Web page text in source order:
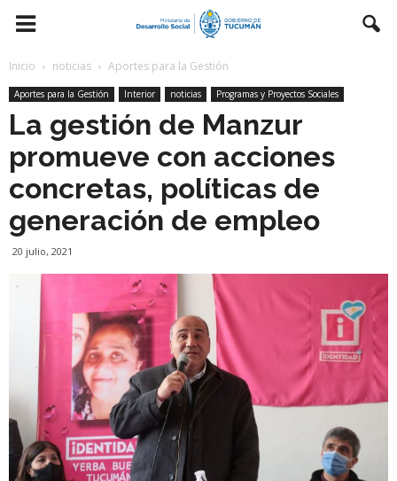
Inicio noticias Aportes para la Gestión
Aportes para la Gestión Interior noticias Programas y Proyectos Sociales
La gestión de Manzur
promueve con acciones
concretas, políticas de
generación de empleo
20 julio, 2021